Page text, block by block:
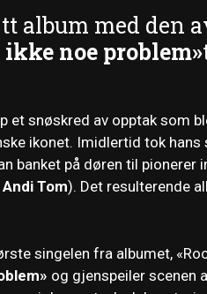
album med den
ikke noe problem»
et snøskred av opptak som
ikonet. Imidlertid tok
banket på døren til pionerer
Andi Tom). Det resulterende
singelen fra albumet,
og gjenspeiler scenen